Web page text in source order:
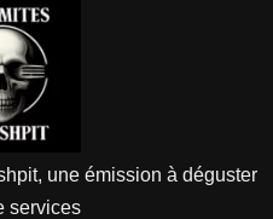
une émission à déguster
services